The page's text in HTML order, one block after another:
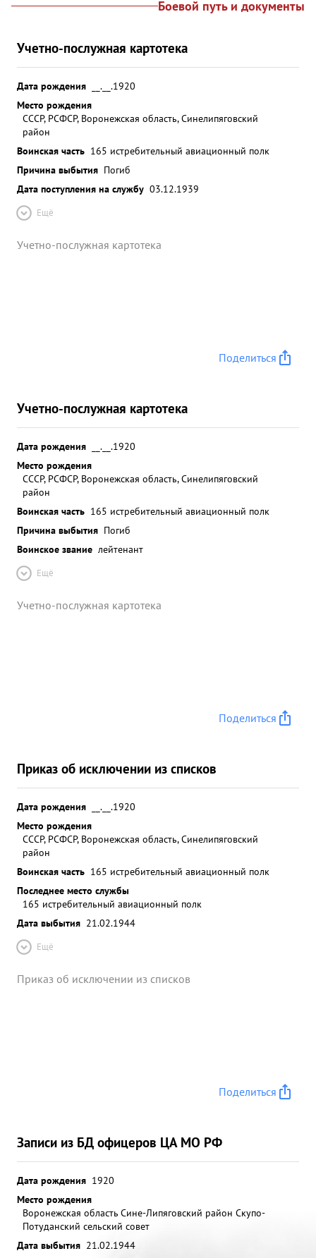
Боевой путь и документы
Учетно-послужная картотека
Дата рождения
__.__.1920
Место рождения
СССР, РСФСР, Воронежская область, Синелипяговский
район
Воинская часть 165 истребительный авиационный полк
Причина выбытия Погиб
Дата поступления на службу 03.12.1939
Ещё
Учетно-послужная картотека
Поделиться
Учетно-послужная картотека
Дата рождения
__.__.1920
Место рождения
СССР, РСФСР, Воронежская область, Синелипяговский
район
Воинская часть 165 истребительный авиационный полк
Причина выбытия Погиб
Воинское звание лейтенант
Ещё
Учетно-послужная картотека
Поделиться
Приказ об исключении из списков
Дата рождения
__.__.1920
Место рождения
СССР, РСФСР, Воронежская область, Синелипяговский
район
Воинская часть 165 истребительный авиационный полк
Последнее место службы
165 истребительный авиационный полк
Дата выбытия 21.02.1944
Ещё
Приказ об исключении из списков
Поделиться
Записи из БД офицеров ЦА МО РФ
Дата рождения 1920
Место рождения
Воронежская область Сине-Липяговский район Скупо-
Потуданский сельский совет
Дата выбытия 21.02.1944